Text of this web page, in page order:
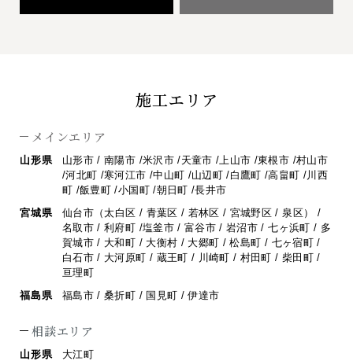
施工エリア
メインエリア
山形県
山形市 / 南陽市 /米沢市 /天童市 /上山市 /東根市 /村山市
/河北町 /寒河江市 /中山町 /山辺町 /白鷹町 /高畠町 /川西
町 /飯豊町 /小国町 /朝日町 /長井市
宮城県
仙台市（太白区 / 青葉区 / 若林区 / 宮城野区 / 泉区） /
名取市 / 利府町 /塩釜市 / 富谷市 / 岩沼市 / 七ヶ浜町 / 多
賀城市 / 大和町 / 大衡村 / 大郷町 /松島町 / 七ヶ宿町 /
白石市 / 大河原町 / 蔵王町 / 川崎町 / 村田町 / 柴田町 /
亘理町
福島県
福島市 / 桑折町 / 国見町 / 伊達市
相談エリア
山形県
大江町